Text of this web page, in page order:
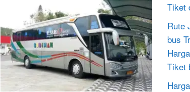
Tiket
Rute
bus
Tiket